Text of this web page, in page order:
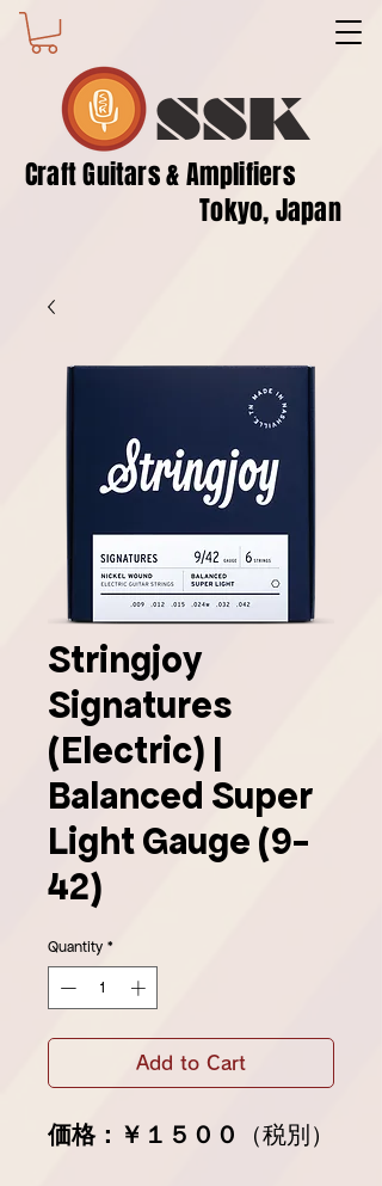
SSK
​Craft Guitars & Amplifiers
Tokyo, Japan
Stringjoy
Signatures
(Electric) |
Balanced Super
Light Gauge (9-
42)
Quantity *
Add to Cart
価格：￥１５００ （税別）